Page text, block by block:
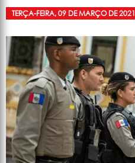
TERÇA-FEIRA, 09 DE MARÇO DE 2021